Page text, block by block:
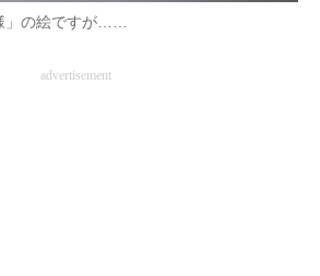
」の絵ですが……
advertisement